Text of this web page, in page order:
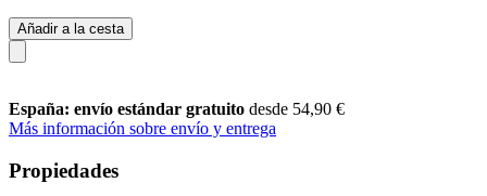
Añadir a la cesta
España: envío estándar gratuito desde 54,90 €
Más información sobre envío y entrega
Propiedades